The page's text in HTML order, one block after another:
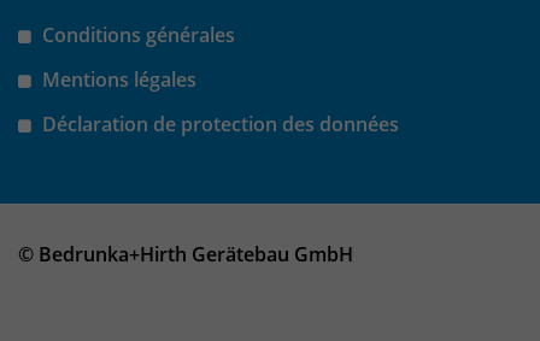
Conditions générales
Mentions légales
Déclaration de protection des données
© Bedrunka+Hirth Gerätebau GmbH